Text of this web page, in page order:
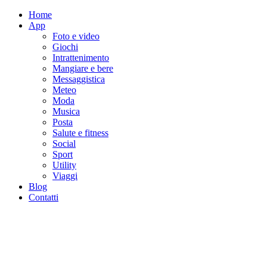
Home
App
Foto e video
Giochi
Intrattenimento
Mangiare e bere
Messaggistica
Meteo
Moda
Musica
Posta
Salute e fitness
Social
Sport
Utility
Viaggi
Blog
Contatti